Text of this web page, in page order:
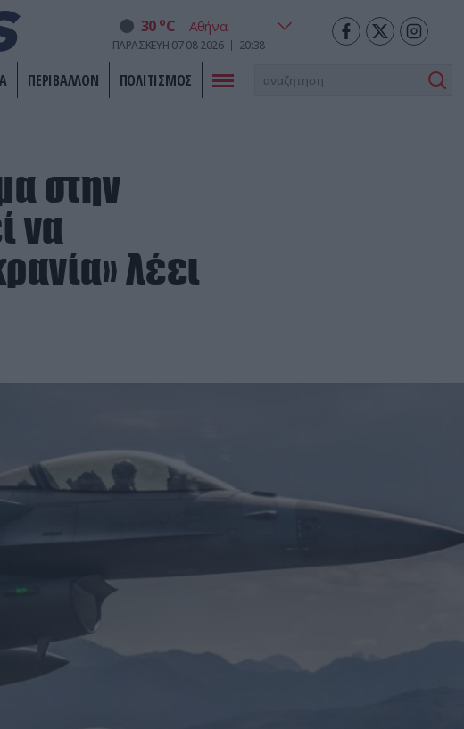
30 oC
ΠΑΡΑΣΚΕΥΗ 07 08 2026 20:38
ΠΕΡΙΒΑΛΛΟΝ ΠΟΛΙΤΙΣΜΟΣ
στην
να
λέει